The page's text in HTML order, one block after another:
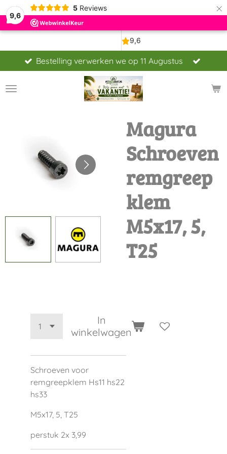
9,6
5 Reviews ×
Bestelling verwerken we op 11 Augustus
Magura
Schroeven
remgreep
klem
M5x17, 5,
T25
In
winkelwagen
Schroeven voor
remgreepklem Hs11 hs22
hs33
M5x17, 5, T25
perstuk 2x 3,99